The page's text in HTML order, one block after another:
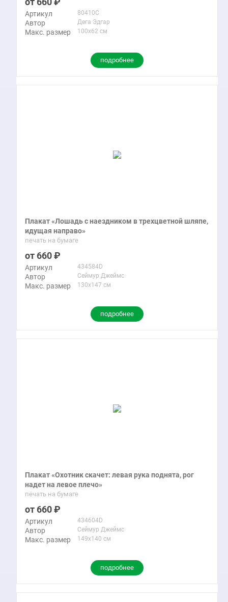
Артикул 80410C
Автор Дега Эдгар
Макс. размер 100x62 см
подробнее
Плакат «Лошадь с наездником в трехцветной шляпе,
идущая направо»
печать на бумаге
660
Артикул 434584D
Автор Сеймур Джеймс
Макс. размер 130x147 см
подробнее
Плакат «Охотник скачет: левая рука поднята, рог
надет на левое плечо»
печать на бумаге
660
Артикул 434604D
Автор Сеймур Джеймс
Макс. размер 149x140 см
подробнее